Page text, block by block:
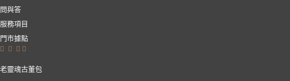
問與答
服務項目
門市據點
老靈魂古董包